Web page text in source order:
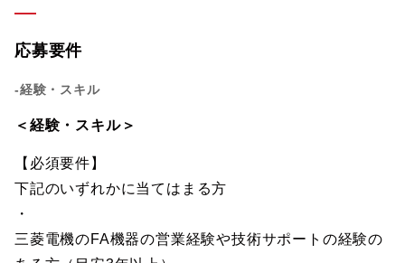
応募要件
-経験・スキル
＜経験・スキル＞
【必須要件】
下記のいずれかに当てはまる方
・
三菱電機のFA機器の営業経験や技術サポートの経験の